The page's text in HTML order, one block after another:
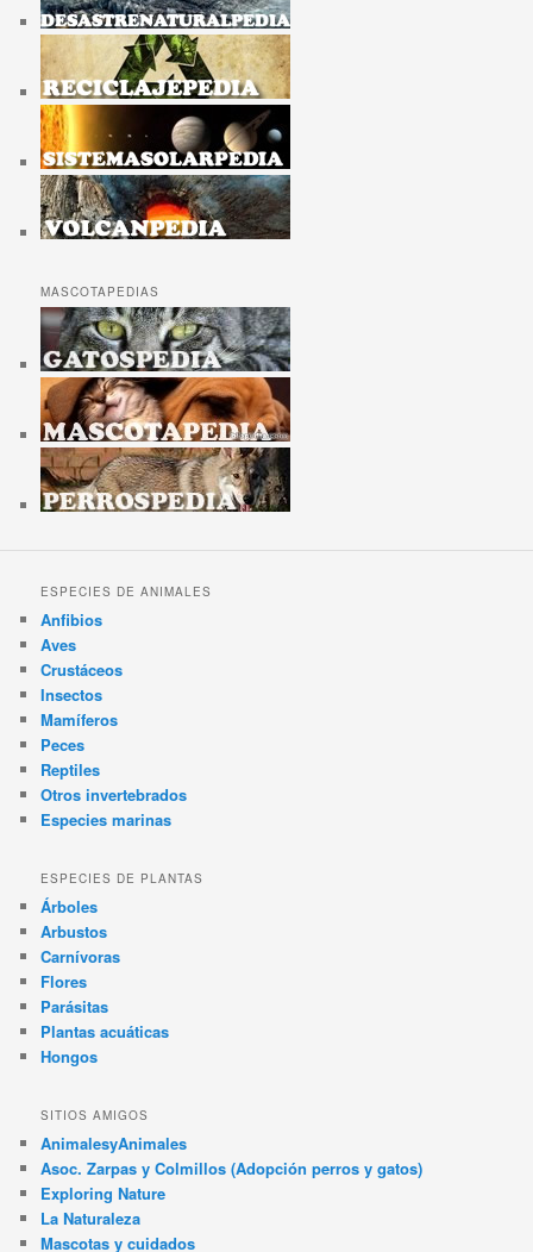
MASCOTAPEDIAS
ESPECIES DE ANIMALES
Anfibios
Aves
Crustáceos
Insectos
Mamíferos
Peces
Reptiles
Otros invertebrados
Especies marinas
ESPECIES DE PLANTAS
Árboles
Arbustos
Carnívoras
Flores
Parásitas
Plantas acuáticas
Hongos
SITIOS AMIGOS
AnimalesyAnimales
Asoc. Zarpas y Colmillos (Adopción perros y gatos)
Exploring Nature
La Naturaleza
Mascotas y cuidados